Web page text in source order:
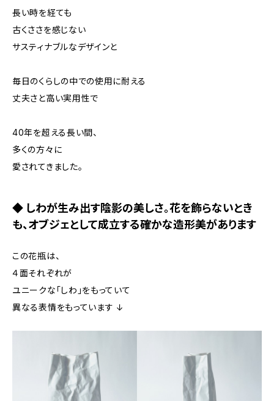
長い時を経ても
古くささを感じない
サスティナブルなデザインと
毎日のくらしの中での使用に耐える
丈夫さと高い実用性で
40年を超える長い間、
多くの方々に
愛されてきました。
◆ しわが生み出す陰影の美しさ。花を飾らないとき
も、オブジェとして成立する確かな造形美があります
この花瓶は、
４面それぞれが
ユニークな「しわ」をもっていて
異なる表情をもっています ↓